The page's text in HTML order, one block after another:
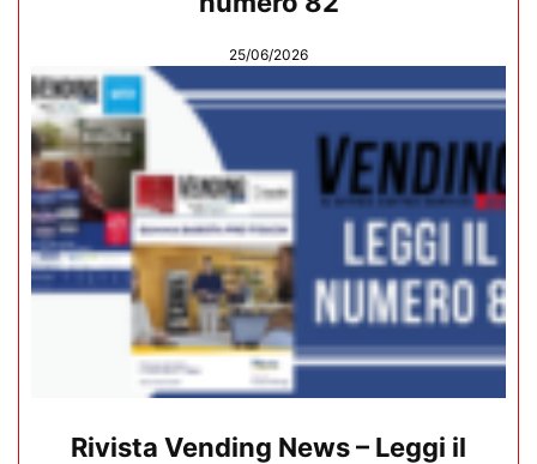
25/06/2026
Rivista Vending News – Leggi il